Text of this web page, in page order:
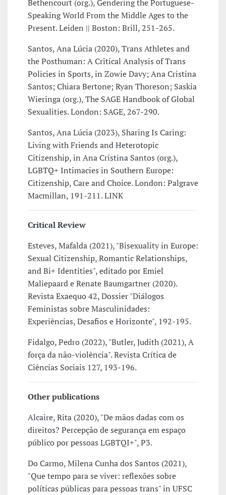
Bethencourt (org.), Gendering the Portuguese-
Speaking World From the Middle Ages to the
Present. Leiden || Boston: Brill, 251-265.
Santos, Ana Lúcia (2020), Trans Athletes and
the Posthuman: A Critical Analysis of Trans
Policies in Sports, in Zowie Davy; Ana Cristina
Santos; Chiara Bertone; Ryan Thoreson; Saskia
Wieringa (org.), The SAGE Handbook of Global
Sexualities. London: SAGE, 267-290.
Santos, Ana Lúcia (2023), Sharing Is Caring:
Living with Friends and Heterotopic
Citizenship, in Ana Cristina Santos (org.),
LGBTQ+ Intimacies in Southern Europe:
Citizenship, Care and Choice. London: Palgrave
Macmillan, 191-211. LINK
Critical Review
Esteves, Mafalda (2021), "Bisexuality in Europe:
Sexual Citizenship, Romantic Relationships,
and Bi+ Identities", editado por Emiel
Maliepaard e Renate Baumgartner (2020).
Revista Exaequo 42, Dossier "Diálogos
Feministas sobre Masculinidades:
Experiências, Desafios e Horizonte", 192-195.
Fidalgo, Pedro (2022), "Butler, Judith (2021), A
força da não-violência". Revista Crítica de
Ciências Sociais 127, 193-196.
Other publications
Alcaire, Rita (2020), "De mãos dadas com os
direitos? Percepção de segurança em espaço
público por pessoas LGBTQI+", P3.
Do Carmo, Milena Cunha dos Santos (2021),
"Que tempo para se viver: reflexões sobre
políticas públicas para pessoas trans" in UFSC